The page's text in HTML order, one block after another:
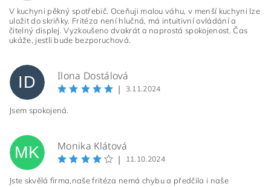
V kuchyni pěkný spotřebič. Oceňuji malou váhu, v menší kuchyni lze
uložit do skriňky. Fritéza není hlučná, má intuitivní ovládání a
čitelný displej. Vyzkoušeno dvakrát a naprostá spokojenost. Čas
ukáže, jestli bude bezporuchová.
ID Ilona Dostálová
| 3.11.2024
Jsem spokojená.
MK Monika Klátová
| 11.10.2024
Jste skvělá firma,naše fritéza nemá chybu a předčila i naše